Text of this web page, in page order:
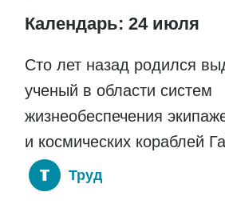
Календарь: 24 июля
Сто лет назад родился
ученый в области систем
жизнеобеспечения
и космических кораблей
Труд